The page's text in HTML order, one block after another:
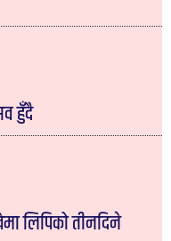
हुँदै
लिपिको तीनदिने